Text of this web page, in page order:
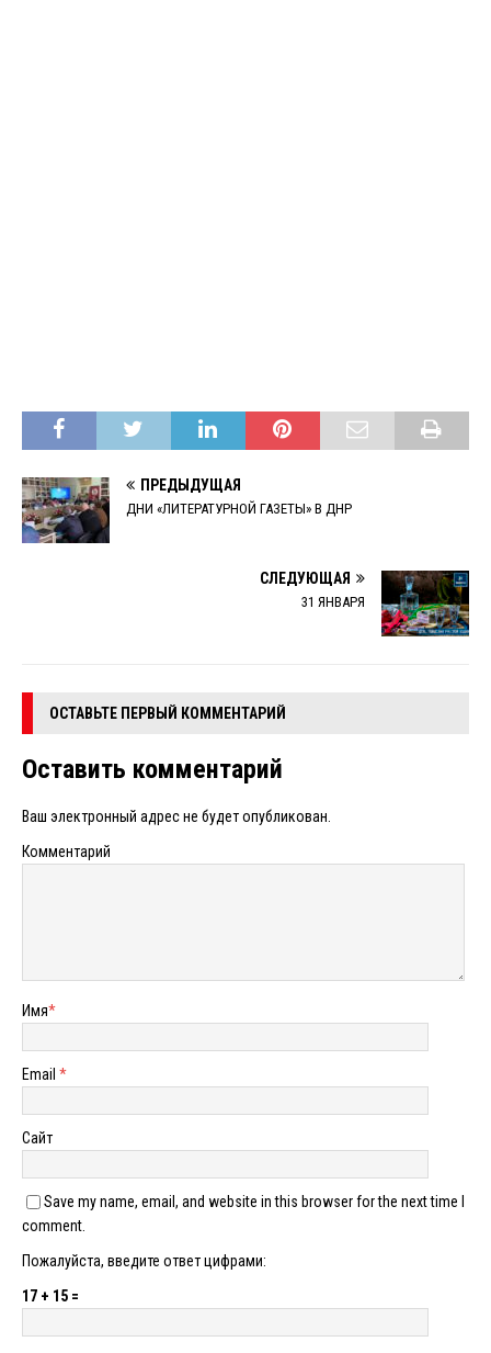
ПРЕДЫДУЩАЯ
ДНИ «ЛИТЕРАТУРНОЙ ГАЗЕТЫ» В ДНР
СЛЕДУЮЩАЯ
31 ЯНВАРЯ
ОСТАВЬТЕ ПЕРВЫЙ КОММЕНТАРИЙ
Оставить комментарий
Ваш электронный адрес не будет опубликован.
Комментарий
Имя*
Email *
Сайт
Save my name, email, and website in this browser for the next time I
comment.
Пожалуйста, введите ответ цифрами:
17 + 15 =